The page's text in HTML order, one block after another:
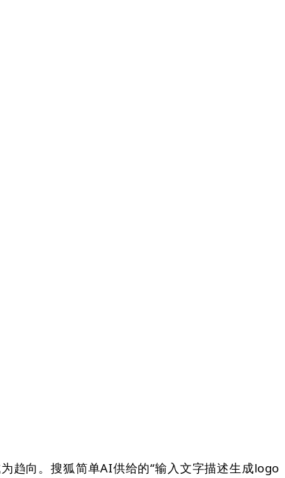
向。搜狐简单AI供给的“输入文字描述生成logo